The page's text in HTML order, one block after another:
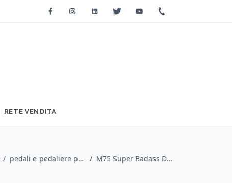
FacebookInstagramLinkedinTwitter Youtube
RETE VENDITA
/ pedali e pedaliere per chitarra / Mxr / M75 Super Badass Distortion